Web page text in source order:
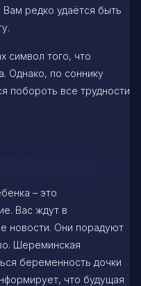
редко удаётся быть
символ того, что
Однако, по соннику
побороть все трудности
– это
Вас ждут в
новости. Они порадуют
Шереминская
беременность дочки
что будущая